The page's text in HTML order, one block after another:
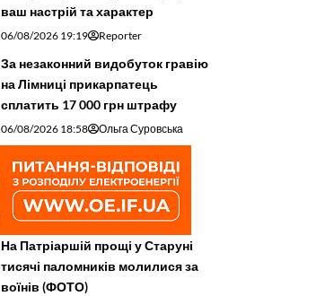
ваш настрій та характер
06/08/2026 19:19 Reporter
За незаконний видобуток гравію
на Лімниці прикарпатець
сплатить 17 000 грн штрафу
06/08/2026 18:58 Ольга Суровська
На Патріаршій прощі у Старуні
тисячі паломників молилися за
воїнів (ФОТО)